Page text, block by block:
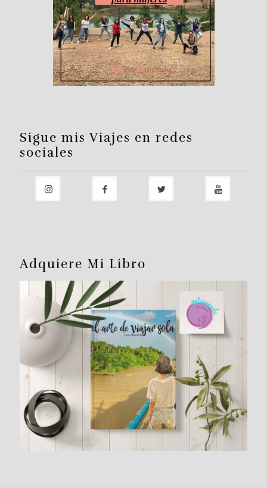
Sigue mis Viajes en redes
sociales
Adquiere Mi Libro